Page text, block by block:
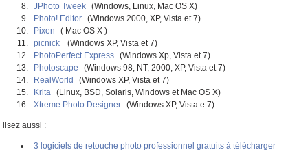
JPhoto Tweek (Windows, Linux, Mac OS X)
Photo! Editor (Windows 2000, XP, Vista et 7)
Pixen
( Mac OS X )
picnick
(Windows XP, Vista et 7)
PhotoPerfect Express (Windows Xp, Vista et 7)
Photoscape
(Windows 98, NT, 2000, XP, Vista et 7)
RealWorld
(Windows XP, Vista et 7)
Krita
(Linux, BSD, Solaris, Windows et Mac OS X)
Xtreme Photo Designer (Windows XP, Vista e 7)
lisez aussi :
3 logiciels de retouche photo professionnel gratuits à télécharger